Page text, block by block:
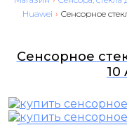
Huawei › Сенсорное
Сенсорное
10